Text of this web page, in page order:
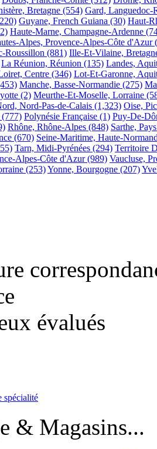
Bretagne (554) Gard, Languedoc-
Guyane, French Guiana (30) Haut-
Haute-Marne, Champagne-Ardenne
Alpes, Provence-Alpes-Côte d'Azur
Roussillon (881) Ille-Et-Vilaine,
La Réunion, Réunion (135) Landes,
Centre (346) Lot-Et-Garonne,
Manche, Basse-Normandie (275)
(2) Meurthe-Et-Moselle, Lorraine
Nord-Pas-de-Calais (1,323) Oise,
(777) Polynésie Française (1) Puy-De-
Rhône, Rhône-Alpes (848) Sarthe,
(670) Seine-Maritime, Haute-
Tarn, Midi-Pyrénées (294) Territoire
Alpes-Côte d'Azur (989) Vaucluse,
(253)Yonne, Bourgogne (207)
évalués
spécialité
& Magasins...